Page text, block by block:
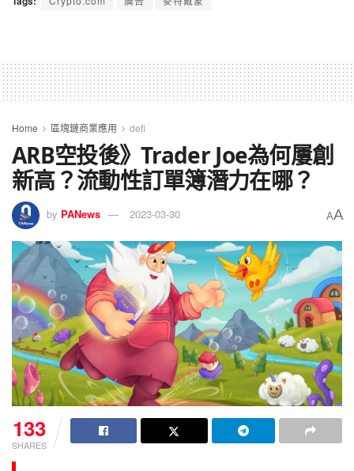
Home 區塊鏈商業應用 defi
ARB空投後》Trader Joe為何屢創
新高？流動性訂單簿潛力在哪？
by PANews 2023-03-30 AA
133
SHARES